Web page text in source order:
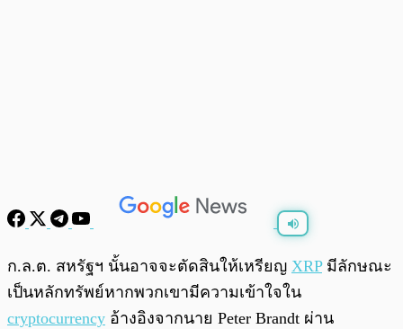
พร้อมเล่น / 0:00
ก.ล.ต. สหรัฐฯ นั้นอาจจะตัดสินให้เหรียญ XRPมีลักษณะ
เป็นหลักทรัพย์หากพวกเขามีความเข้าใจใน
cryptocurrency อ้างอิงจากนาย Peter Brandt ผ่าน